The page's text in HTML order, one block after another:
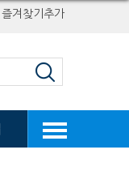
즐겨찾기추가